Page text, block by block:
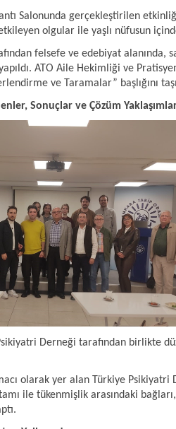
Salonunda gerçekleştirilen
olgular ile yaşlı nüfusun
felsefe ve edebiyat alanında,
yapıldı. ATO Aile Hekimliği ve
ve Taramalar” başlığını
Sonuçlar ve Çözüm
Derneği tarafından birlikte
olarak yer alan Türkiye
ile tükenmişlik arasındaki